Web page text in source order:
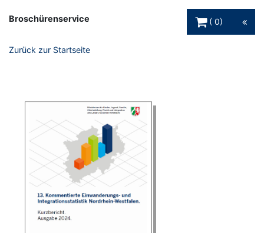
Broschürenservice
0
Zurück zur Startseite